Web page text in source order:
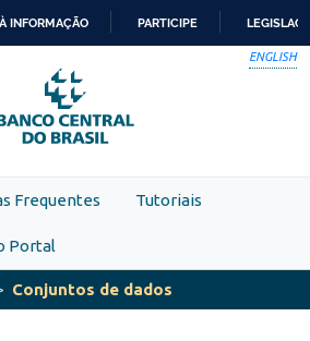
PARA
O
CONTEÚDO
INFORMAÇÃO PARTICIPE
ENGLISH
Frequentes Tutoriais
Portal
Conjuntos de dados